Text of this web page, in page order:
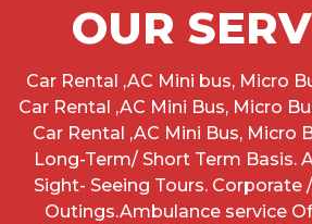
OUR
Car Rental ,AC Mini bus, Micro
Car Rental ,AC Mini Bus, Micro
Car Rental ,AC Mini Bus, Micro
Long-Term/ Short Term Basis.
Sight- Seeing Tours. Corporate
Outings.Ambulance service